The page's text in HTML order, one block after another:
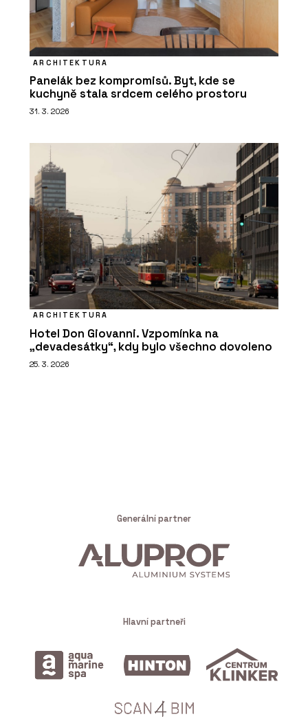
ARCHITEKTURA
Panelák bez kompromisů. Byt, kde se
kuchyně stala srdcem celého prostoru
31. 3. 2026
ARCHITEKTURA
Hotel Don Giovanni. Vzpomínka na
„devadesátky“, kdy bylo všechno dovoleno
25. 3. 2026
Generální partner
Hlavní partneři